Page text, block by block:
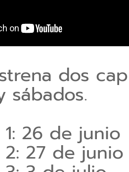
dos
sábados.
26 de junio
27 de junio